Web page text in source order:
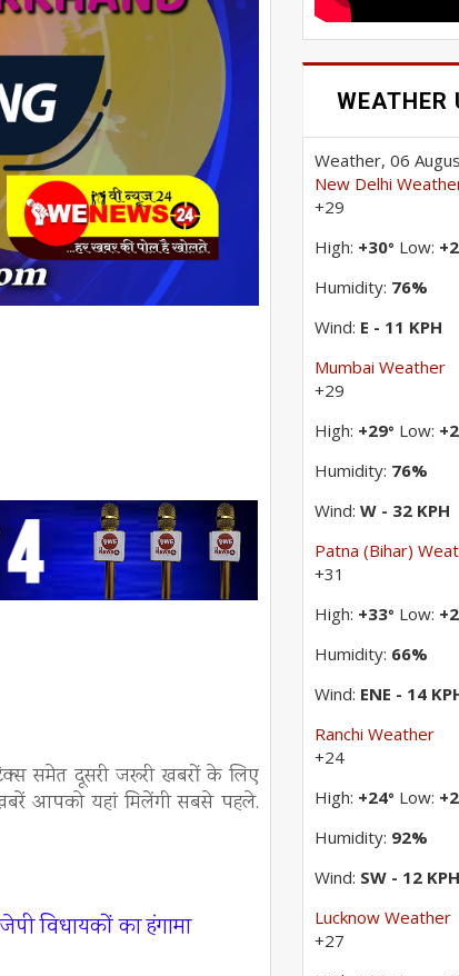
समेत दूसरी जरूरी खबरों के लिए
आपको यहां मिलेंगी सबसे पहले.
विधायकों का हंगामा
WEATHER
Weather, 06
New Delhi
+29
High: +30° Low: +
Humidity: 76%
Wind: E - 11 KPH
Mumbai Weather
+29
High: +29° Low: +
Humidity: 76%
Wind:W - 32 KPH
Patna (Bihar)
+31
High: +33° Low: +
Humidity: 66%
Wind: ENE - 14
Ranchi Weather
+24
High: +24° Low: +
Humidity: 92%
Wind: SW - 12 KPH
Lucknow Weather
+27